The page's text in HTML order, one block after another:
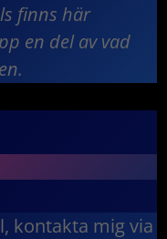
finns här
en del av vad
kontakta mig via